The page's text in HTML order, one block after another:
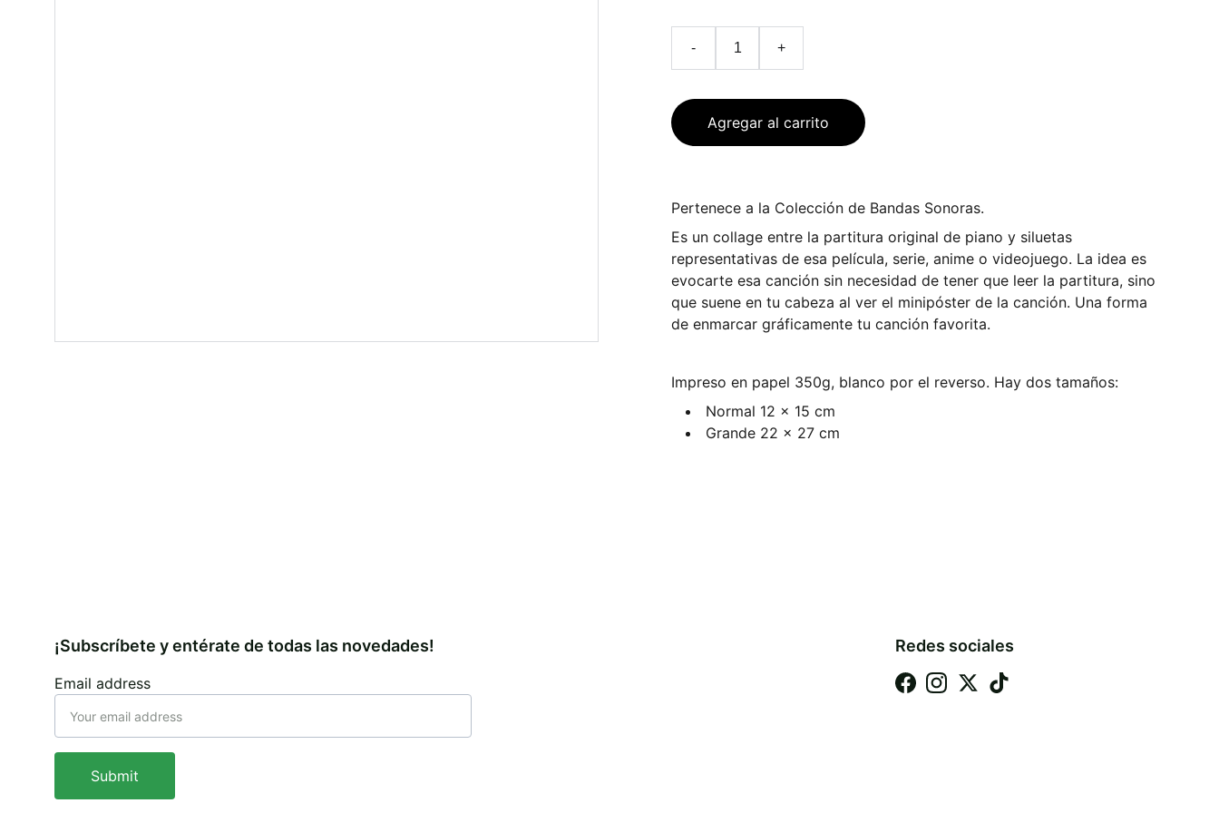
- +
Agregar al carrito
Pertenece a la Colección de Bandas Sonoras.
Es un collage entre la partitura original de piano y siluetas
representativas de esa película, serie, anime o videojuego. La idea es
evocarte esa canción sin necesidad de tener que leer la partitura, sino
que suene en tu cabeza al ver el minipóster de la canción. Una forma
de enmarcar gráficamente tu canción favorita.
Impreso en papel 350g, blanco por el reverso. Hay dos tamaños:
Normal 12 x 15 cm
Grande 22 x 27 cm
Email address
Submit
Redes sociales
¡Subscríbete y entérate de todas las novedades!